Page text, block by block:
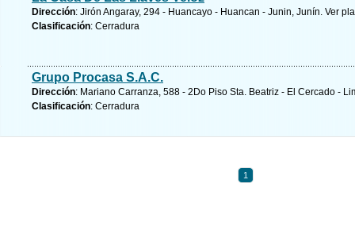
Dirección: Jirón Angaray, 294 - Huancayo - Huancan - Junin, Junín. Ver
Clasificación: Cerradura
Grupo Procasa S.A.C.
Dirección: Mariano Carranza, 588 - 2Do Piso Sta. Beatriz - El Cercado -
Clasificación: Cerradura
1